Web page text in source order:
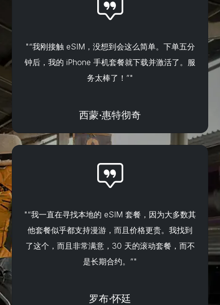
"“我刚接触 eSIM，没想到会这么简单。下单五分
钟后，我的 iPhone 手机套餐就下载并激活了。服
务太棒了！”"
西蒙·惠特彻奇
"“我一直在寻找本地的 eSIM 套餐，因为大多数其
他套餐似乎都支持漫游，而且价格更贵。我找到
了这个，而且非常满意，30 天的滚动套餐，而不
是长期合约。”"
罗布·怀廷